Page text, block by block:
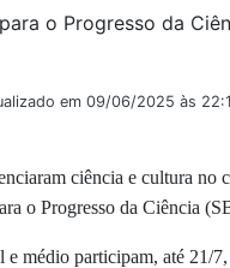
o Progresso da
em 09/06/2025 às
ciência e cultura
o Progresso da Ciência
e médio participam, até 21/7,